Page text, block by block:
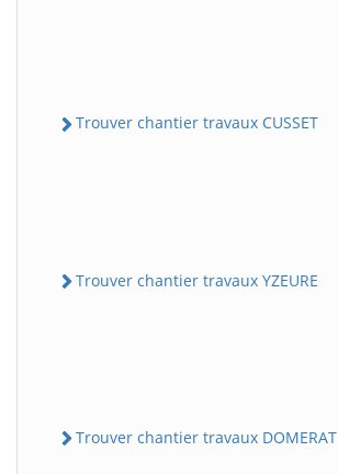
Trouver chantier travaux CUSSET
Trouver chantier travaux YZEURE
Trouver chantier travaux DOMERAT